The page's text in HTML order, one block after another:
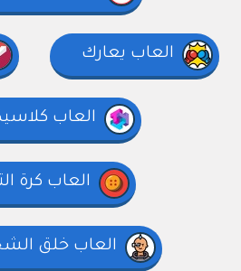
العاب يعارك
العاب
العاب كرة
العاب خلق